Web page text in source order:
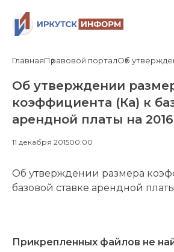
ГлавнаяПравовой порталОб
Об утверждении
коэффициента (Ка) к
арендной платы на
11 декабря 201500:00
Об утверждении размера
базовой ставке арендной
Прикрепленных файлов не